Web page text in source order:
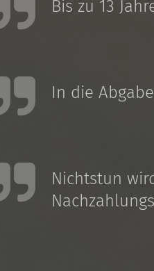
Bis zu 13
In die
Nichtstun